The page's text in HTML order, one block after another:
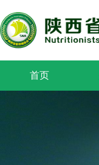
首页